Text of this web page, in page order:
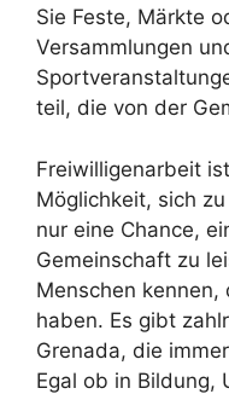
Sie Feste, Märkte
Versammlungen
teil, die von der
Freiwilligenarbeit
Möglichkeit, sich
nur eine Chance,
Gemeinschaft zu
Menschen kennen,
haben. Es gibt
Grenada, die
Egal ob in Bildung,